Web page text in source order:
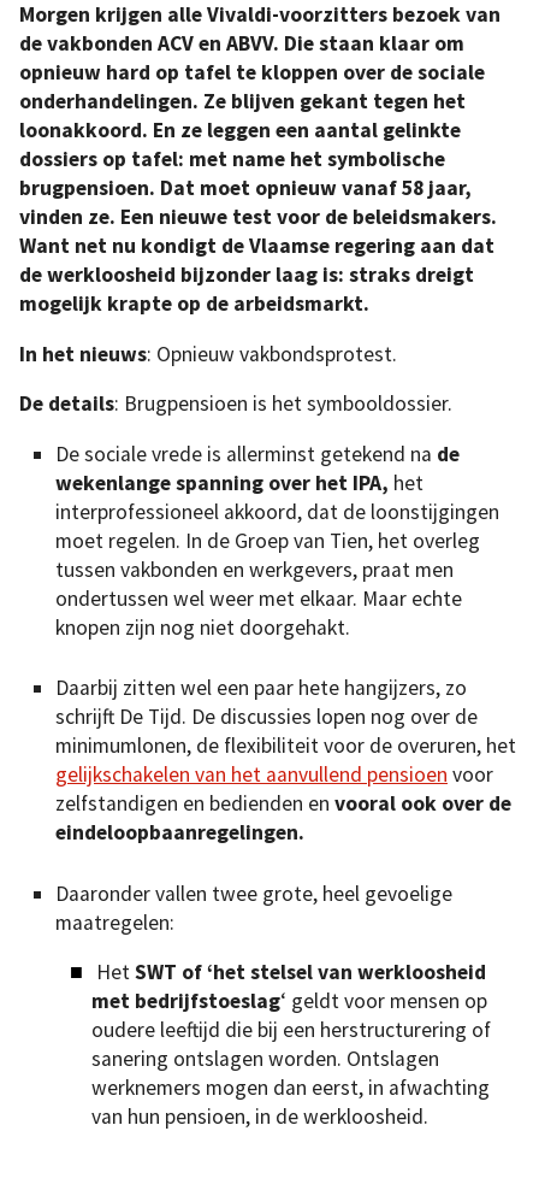
Morgen krijgen alle Vivaldi-voorzitters bezoek van
de vakbonden ACV en ABVV. Die staan klaar om
opnieuw hard op tafel te kloppen over de sociale
onderhandelingen. Ze blijven gekant tegen het
loonakkoord. En ze leggen een aantal gelinkte
dossiers op tafel: met name het symbolische
brugpensioen. Dat moet opnieuw vanaf 58 jaar,
vinden ze. Een nieuwe test voor de beleidsmakers.
Want net nu kondigt de Vlaamse regering aan dat
de werkloosheid bijzonder laag is: straks dreigt
mogelijk krapte op de arbeidsmarkt.
In het nieuws: Opnieuw vakbondsprotest.
De details: Brugpensioen is het symbooldossier.
De sociale vrede is allerminst getekend na de
wekenlange spanning over het IPA, het
interprofessioneel akkoord, dat de loonstijgingen
moet regelen. In de Groep van Tien, het overleg
tussen vakbonden en werkgevers, praat men
ondertussen wel weer met elkaar. Maar echte
knopen zijn nog niet doorgehakt.
Daarbij zitten wel een paar hete hangijzers, zo
schrijft De Tijd. De discussies lopen nog over de
minimumlonen, de flexibiliteit voor de overuren, het
gelijkschakelen van het aanvullend pensioen voor
zelfstandigen en bedienden en vooral ook over de
eindeloopbaanregelingen.
Daaronder vallen twee grote, heel gevoelige
maatregelen:
HetSWT of ‘het stelsel van werkloosheid
met bedrijfstoeslag‘ geldt voor mensen op
oudere leeftijd die bij een herstructurering of
sanering ontslagen worden. Ontslagen
werknemers mogen dan eerst, in afwachting
van hun pensioen, in de werkloosheid.